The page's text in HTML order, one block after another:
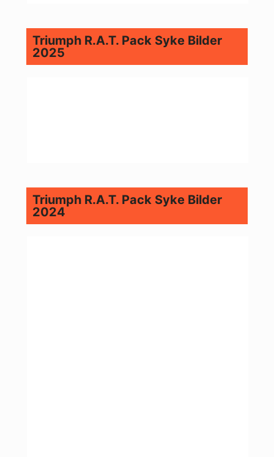
Triumph R.A.T. Pack Syke Bilder
2025
Triumph R.A.T. Pack Syke Bilder
2024